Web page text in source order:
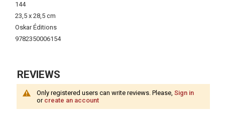
144
23,5 x 28,5 cm
Oskar Éditions
9782350006154
REVIEWS
Only registered users can write reviews. Please, Sign in
or create an account